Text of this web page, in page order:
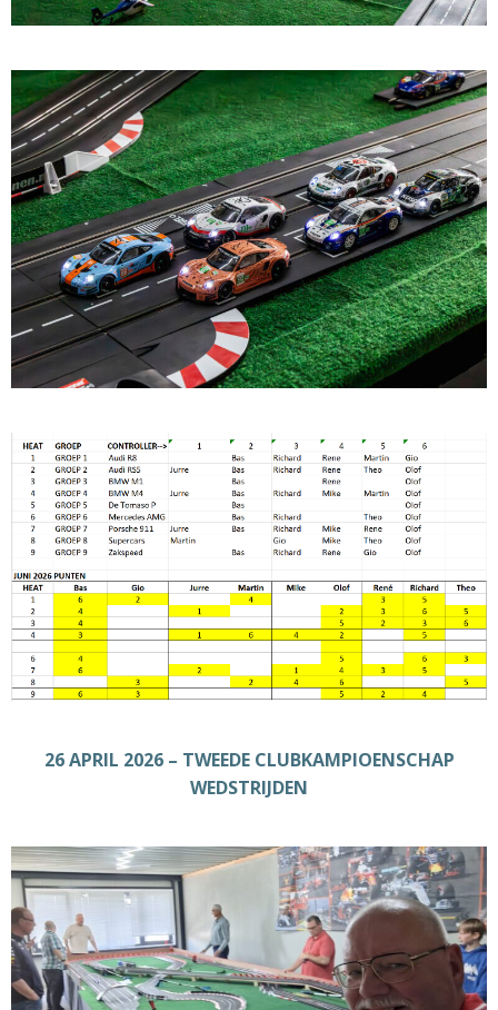
26 APRIL 2026 – TWEEDE CLUBKAMPIOENSCHAP
WEDSTRIJDEN